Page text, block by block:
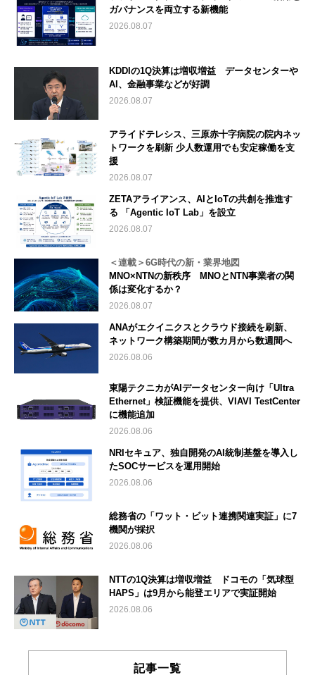
ガバナンスを両立する新機能
2026.08.07
KDDIの1Q決算は増収増益 データセンターや
AI、金融事業などが好調
2026.08.07
アライドテレシス、三原赤十字病院の院内ネッ
トワークを刷新 少人数運用でも安定稼働を支
援
2026.08.07
ZETAアライアンス、AIとIoTの共創を推進す
る 「Agentic IoT Lab」を設立
2026.08.07
＜連載＞6G時代の新・業界地図
MNO×NTNの新秩序 MNOとNTN事業者の関
係は変化するか？
2026.08.07
ANAがエクイニクスとクラウド接続を刷新、
ネットワーク構築期間が数カ月から数週間へ
2026.08.06
東陽テクニカがAIデータセンター向け「Ultra
Ethernet」検証機能を提供、VIAVI TestCenter
に機能追加
2026.08.06
NRIセキュア、独自開発のAI統制基盤を導入し
たSOCサービスを運用開始
2026.08.06
総務省の「ワット・ビット連携関連実証」に7
機関が採択
2026.08.06
NTTの1Q決算は増収増益 ドコモの「気球型
HAPS」は9月から能登エリアで実証開始
2026.08.06
記事一覧